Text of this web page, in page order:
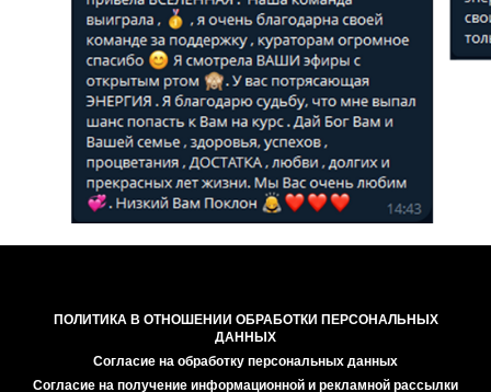
ПОЛИТИКА В ОТНОШЕНИИ ОБРАБОТКИ ПЕРСОНАЛЬНЫХ
ДАННЫХ
Согласие на обработку персональных данных
Согласие на получение информационной и рекламной рассылки